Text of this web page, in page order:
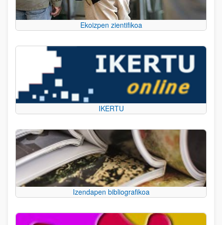
Ekoizpen zientifikoa
IKERTU
Izendapen bibliografikoa